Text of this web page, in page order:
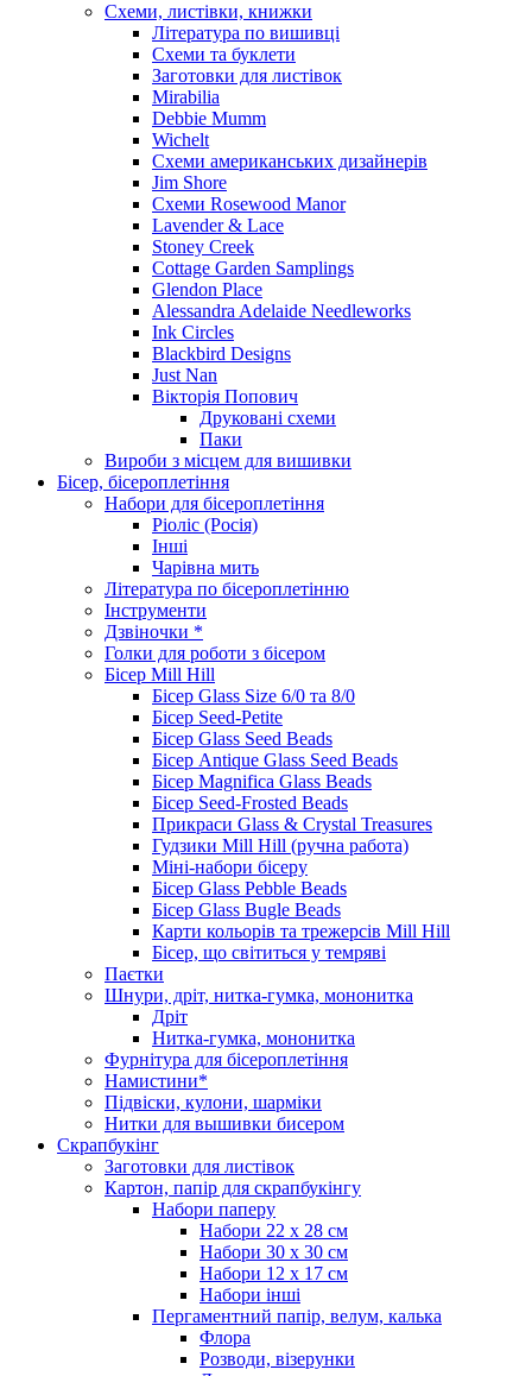
Схеми, листівки, книжки
Література по вишивці
Схеми та буклети
Заготовки для листівок
Mirabilia
Debbie Mumm
Wichelt
Схеми американських дизайнерів
Jim Shore
Cхеми Rosewood Manor
Lavender & Lace
Stoney Creek
Cottage Garden Samplings
Glendon Place
Alessandra Adelaide Needleworks
Ink Circles
Blackbird Designs
Just Nan
Вікторія Попович
Друковані схеми
Паки
Вироби з місцем для вишивки
Бісер, бісероплетіння
Набори для бісероплетіння
Ріоліс (Росія)
Інші
Чарівна мить
Література по бісероплетінню
Інструменти
Дзвіночки *
Голки для роботи з бісером
Бісер Mill Hill
Бісер Glass Size 6/0 та 8/0
Бісер Seed-Petite
Бісер Glass Seed Beads
Бісер Antique Glass Seed Beads
Бісер Magnifica Glass Beads
Бісер Seed-Frosted Beads
Прикраси Glass & Crystal Treasures
Гудзики Mill Hill (ручна работа)
Міні-набори бісеру
Бісер Glass Pebble Beads
Бісер Glass Bugle Beads
Карти кольорів та трежерсів Mill Hill
Бісер, що світиться у темряві
Паєтки
Шнури, дріт, нитка-гумка, мононитка
Дріт
Нитка-гумка, мононитка
Фурнітура для бісероплетіння
Намистини*
Підвіски, кулони, шарміки
Нитки для вышивки бисером
Скрапбукінг
Заготовки для листівок
Картон, папір для скрапбукінгу
Набори паперу
Набори 22 х 28 см
Набори 30 х 30 см
Набори 12 х 17 см
Набори інші
Пергаментний папір, велум, калька
Флора
Розводи, візерунки